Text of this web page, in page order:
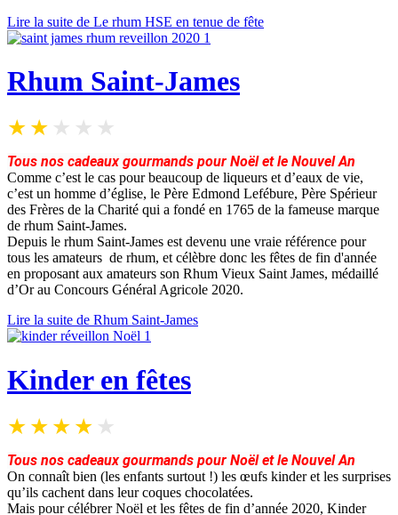
Lire la suite de Le rhum HSE en tenue de fête
Rhum Saint-James
Tous nos cadeaux gourmands pour Noël et le Nouvel An
Comme c’est le cas pour beaucoup de liqueurs et d’eaux de vie,
c’est un homme d’église, le Père Edmond Lefébure, Père Spérieur
des Frères de la Charité qui a fondé en 1765 de la fameuse marque
de rhum Saint-James.
Depuis le rhum Saint-James est devenu une vraie référence pour
tous les amateurs de rhum, et célèbre donc les fêtes de fin d'année
en proposant aux amateurs son Rhum Vieux Saint James, médaillé
d’Or au Concours Général Agricole 2020.
Lire la suite de Rhum Saint-James
Kinder en fêtes
Tous nos cadeaux gourmands pour Noël et le Nouvel An
On connaît bien (les enfants surtout !) les œufs kinder et les surprises
qu’ils cachent dans leur coques chocolatées.
Mais pour célébrer Noël et les fêtes de fin d’année 2020, Kinder